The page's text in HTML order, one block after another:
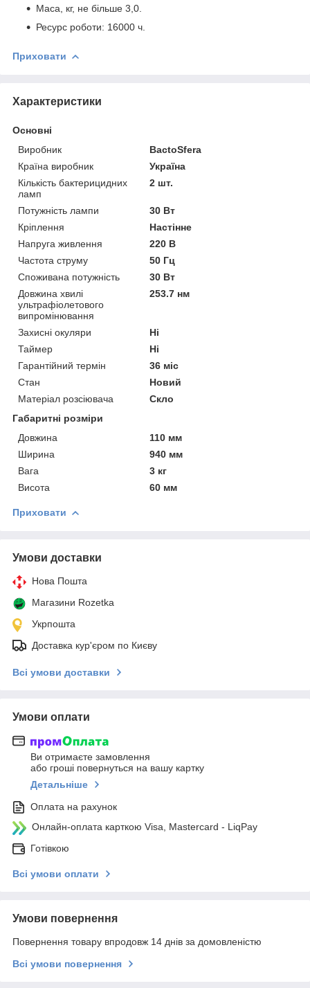
Маса, кг, не більше 3,0.
Ресурс роботи: 16000 ч.
Приховати
Характеристики
Основні
Виробник
BactoSfera
Країна виробник
Україна
Кількість бактерицидних
ламп
2 шт.
Потужність лампи
30 Вт
Кріплення
Настінне
Напруга живлення
220 В
Частота струму
50 Гц
Споживана потужність
30 Вт
Довжина хвилі
ультрафіолетового
випромінювання
253.7 нм
Захисні окуляри
Ні
Таймер
Ні
Гарантійний термін
36 міс
Стан
Новий
Матеріал розсіювача
Скло
Габаритні розміри
Довжина
110 мм
Ширина
940 мм
Вага
3 кг
Висота
60 мм
Приховати
Умови доставки
Нова Пошта
Магазини Rozetka
Укрпошта
Доставка кур'єром по Києву
Всі умови доставки
Умови оплати
Ви отримаєте замовлення
або гроші повернуться на вашу картку
Детальніше
Оплата на рахунок
Онлайн-оплата карткою Visa, Mastercard - LiqPay
Готівкою
Всі умови оплати
Умови повернення
Повернення товару впродовж 14 днів за домовленістю
Всі умови повернення